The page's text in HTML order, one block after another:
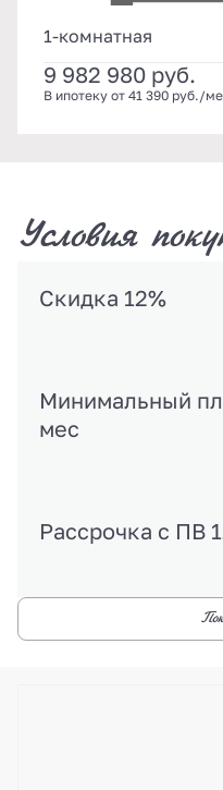
1-комнатная
9 982 980 руб.
В ипотеку от 41 390 руб./
Условия
Скидка 12%
Минимальный
мес
Рассрочка с ПВ